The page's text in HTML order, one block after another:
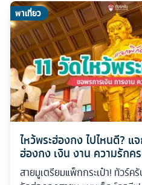
พาเที่ยว
ไหว้พระฮ่องกง ไปไหนดี? แ
ฮ่องกง เงิน งาน ความรักค
สายมูเตรียมแพ็กกระเป๋า! ทัวร์ค